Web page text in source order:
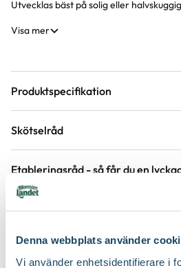
Denna webbplats använder
Vi använder enhetsidentifierare i
Utvecklas bäst på solig eller
Visa mer
Produktspecifikation
Krukstorlek
Växtsätt
Bladfärg Grön
Skötselråd
Läge Sol till halvskugga
Övervintringsförmåga
Antal per kvm 9 plantor
Etableringsråd - så får du en
tillväxt
Håll jorden fuktig det första året,
Håll rabatten fri från ogräs för att
2 för 170:-